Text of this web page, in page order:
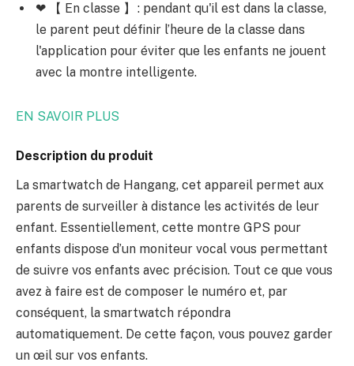
❤ 【 En classe 】 : pendant qu'il est dans la classe,
le parent peut définir l’heure de la classe dans
l'application pour éviter que les enfants ne jouent
avec la montre intelligente.
EN SAVOIR PLUS
Description du produit
La smartwatch de Hangang, cet appareil permet aux
parents de surveiller à distance les activités de leur
enfant. Essentiellement, cette montre GPS pour
enfants dispose d’un moniteur vocal vous permettant
de suivre vos enfants avec précision. Tout ce que vous
avez à faire est de composer le numéro et, par
conséquent, la smartwatch répondra
automatiquement. De cette façon, vous pouvez garder
un œil sur vos enfants.